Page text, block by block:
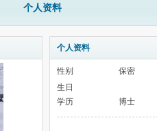
个人资料
个人资料
性别
保密
生日
学历
博士